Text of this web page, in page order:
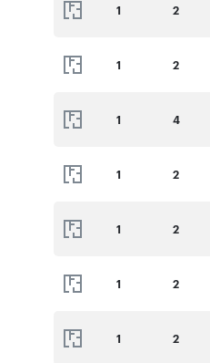
1 2
1 2
1 4
1 2
1 2
1 2
1 2